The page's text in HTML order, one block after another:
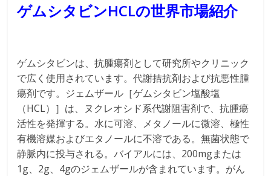
ゲムシタビンHCLの世界市場紹介
ゲムシタビンは、抗腫瘍剤として研究所やクリニック
で広く使用されています。代謝拮抗剤および抗悪性腫
瘍剤です。ジェムザール［ゲムシタビン塩酸塩
（HCL）］は、ヌクレオシド系代謝阻害剤で、抗腫瘍
活性を発揮する。水に可溶、メタノールに微溶、極性
有機溶媒およびエタノールに不溶である。無菌状態で
静脈内に投与される。バイアルには、200mgまたは
1g、2g、4gのジェムザールが含まれています。がん